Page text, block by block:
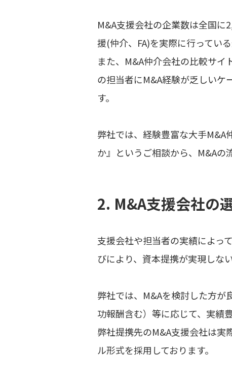
M&A支援会社の企業数は全国に
援(仲介、FA)を実際に行ってい
また、M&A仲介会社の比較サイ
の担当者にM&A経験が乏しいケ
す。
弊社では、経験豊富な大手M&A
か』というご相談から、M&Aの
2. M&A支援会社の
支援会社や担当者の実績によっ
びにより、資本提携が実現しな
弊社では、M&Aを検討した方が
功報酬含む）等に応じて、実績
弊社提携先のM&A支援会社は実
ル形式を採用しております。